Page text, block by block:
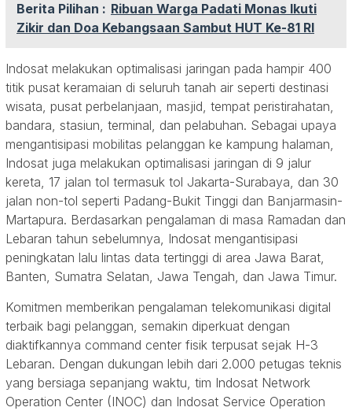
Berita Pilihan : Ribuan Warga Padati Monas Ikuti
Zikir dan Doa Kebangsaan Sambut HUT Ke-81 RI
Indosat melakukan optimalisasi jaringan pada hampir 400
titik pusat keramaian di seluruh tanah air seperti destinasi
wisata, pusat perbelanjaan, masjid, tempat peristirahatan,
bandara, stasiun, terminal, dan pelabuhan. Sebagai upaya
mengantisipasi mobilitas pelanggan ke kampung halaman,
Indosat juga melakukan optimalisasi jaringan di 9 jalur
kereta, 17 jalan tol termasuk tol Jakarta-Surabaya, dan 30
jalan non-tol seperti Padang-Bukit Tinggi dan Banjarmasin-
Martapura. Berdasarkan pengalaman di masa Ramadan dan
Lebaran tahun sebelumnya, Indosat mengantisipasi
peningkatan lalu lintas data tertinggi di area Jawa Barat,
Banten, Sumatra Selatan, Jawa Tengah, dan Jawa Timur.
Komitmen memberikan pengalaman telekomunikasi digital
terbaik bagi pelanggan, semakin diperkuat dengan
diaktifkannya command center fisik terpusat sejak H-3
Lebaran. Dengan dukungan lebih dari 2.000 petugas teknis
yang bersiaga sepanjang waktu, tim Indosat Network
Operation Center (INOC) dan Indosat Service Operation